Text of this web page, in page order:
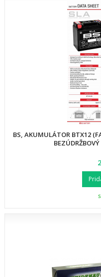
BS, AKUMULÁTOR BTX12